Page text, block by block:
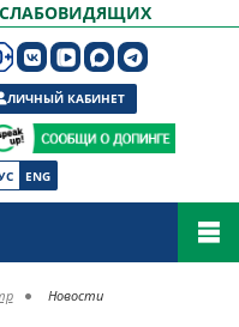
СЛАБОВИДЯЩИХ
ENG
ЛИЧНЫЙ КАБИНЕТ
Новости